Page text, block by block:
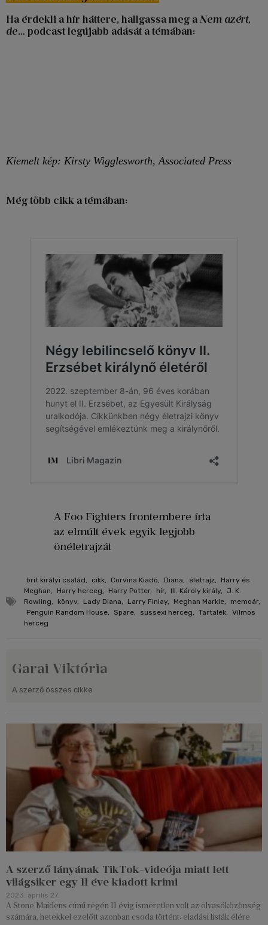
Ha érdekli a hír háttere, hallgassa meg a Nem azért,
de… podcast legújabb adását a témában:
Kiemelt kép: Kirsty Wigglesworth, Associated Press
Még több cikk a témában:
A Foo Fighters frontembere írta
az elmúlt évek egyik legjobb
önéletrajzát
brit királyi család cikk Corvina Kiadó Diana életrajz
Harry és
Meghan
Harry herceg Harry Potter, hír, III. Károly király
J. K.
Rowling
könyv Lady Diana Larry Finlay Meghan Markle memoár,
Penguin Random House
Spare sussexi herceg Tartalék
Vilmos
herceg
Garai Viktória
A szerző összes cikke
A szerző lányának TikTok-videója miatt lett
világsiker egy 11 éve kiadott krimi
2023. április 27.
A Stone Maidens című regén 11 évig ismeretlen volt az olvasóközönség
számára, hetekkel ezelőtt azonban csoda történt: eladási listák élére